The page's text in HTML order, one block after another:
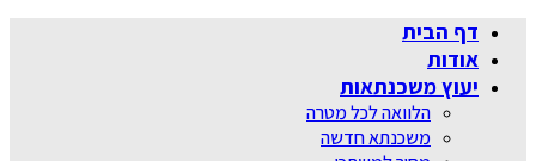
דף הבית
אודות
יעוץ משכנתאות
הלוואה לכל מטרה
משכנתא חדשה